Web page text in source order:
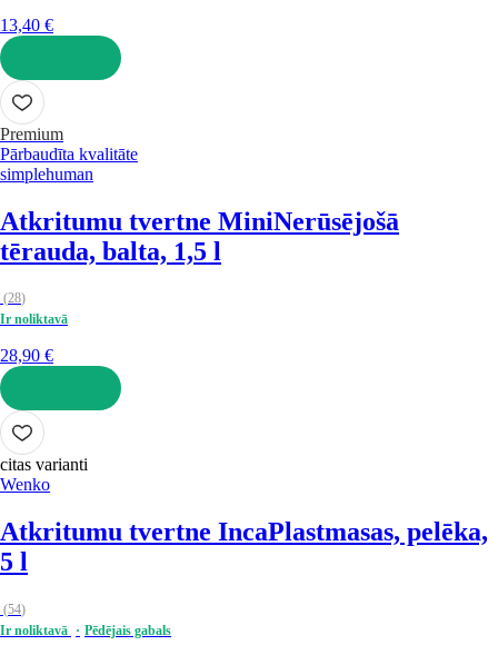
13,40 €
LIKT GROZĀ
Premium
Pārbaudīta kvalitāte
simplehuman
Atkritumu tvertne MiniNerūsējošā
tērauda, balta, 1,5 l
(28)
Ir noliktavā
28,90 €
LIKT GROZĀ
citas varianti
Wenko
Atkritumu tvertne IncaPlastmasas, pelēka,
5 l
(54)
Ir noliktavā
Pēdējais gabals